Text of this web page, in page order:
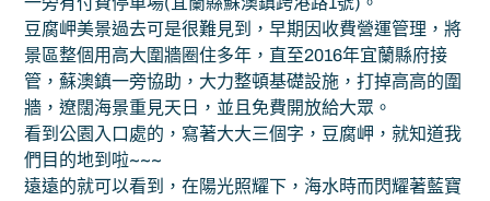
豆腐岬美景過去可是很難見到，早期因收費營運管理，將
景區整個用高大圍牆圈住多年，直至2016年宜蘭縣府接
管，蘇澳鎮一旁協助，大力整頓基礎設施，打掉高高的圍
牆，遼闊海景重見天日，並且免費開放給大眾。
看到公園入口處的，寫著大大三個字，豆腐岬，就知道我
們目的地到啦~~~
遠遠的就可以看到，在陽光照耀下，海水時而閃耀著藍寶